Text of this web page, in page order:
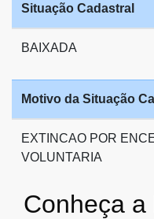
Situação Cadastral
BAIXADA
Motivo da Situação
EXTINCAO POR
VOLUNTARIA
Conheça